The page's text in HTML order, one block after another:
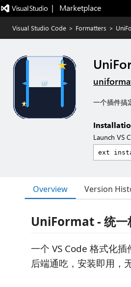
|   Marketplace
Visual Studio Code > Formatters >
一个插件搞
Launch VS
Overview Version
UniFormat - 统一
一个 VS Code 格式化
后端通吃，安装即用，